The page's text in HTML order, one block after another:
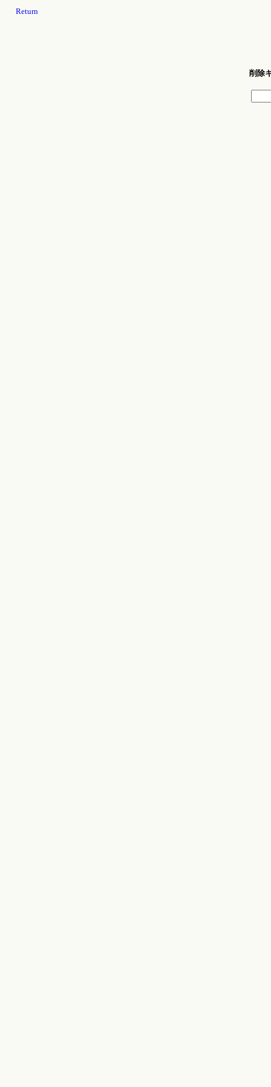
Return
削除